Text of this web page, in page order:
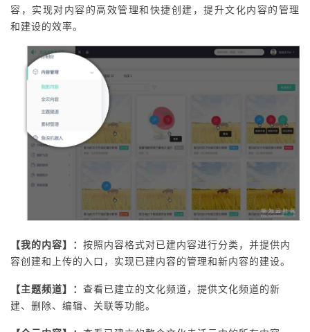
容，实现对内容的高效管理和快捷创建，提升文化内容的管理
和建设的效率。
【我的内容】： 按照内容格式对已建内容进行分类，并提供内
容创建和上传的入口，实现已建内容的管理和新内容的建设。
【主题频道】： 查看已建立的文化频道，提供文化频道的新
建、删除、编辑、关联等功能。